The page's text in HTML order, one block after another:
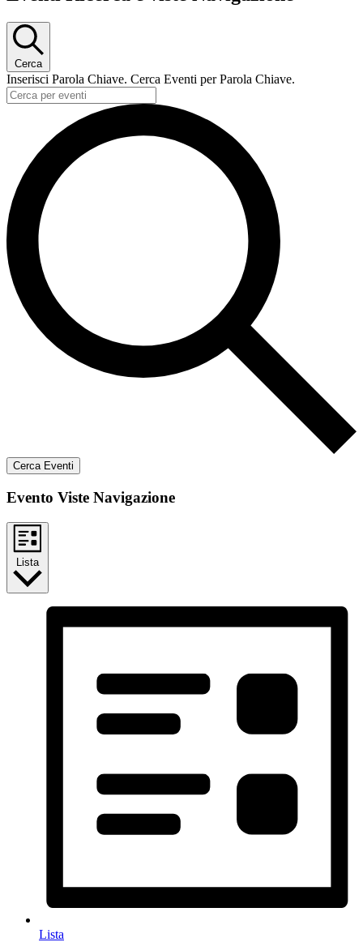
Cerca
Inserisci Parola Chiave. Cerca Eventi per Parola Chiave.
Cerca Eventi
Evento Viste Navigazione
Lista
Lista